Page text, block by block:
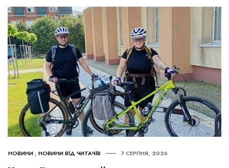
НОВИНИ, НОВИНИ ВІД ЧИТАЧІВ 7 СЕРПНЯ, 2026